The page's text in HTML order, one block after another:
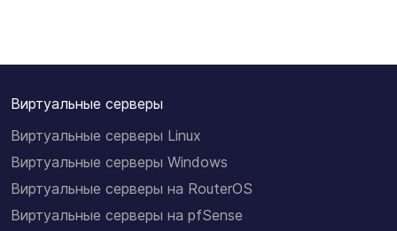
Виртуальные серверы
Виртуальные серверы Linux
Виртуальные серверы Windows
Виртуальные серверы на RouterOS
Виртуальные серверы на pfSense